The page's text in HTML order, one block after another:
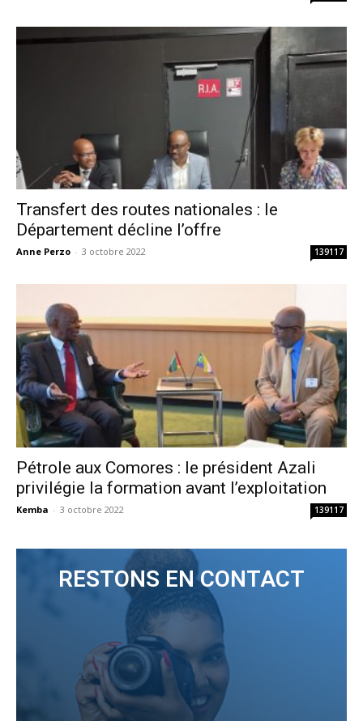
Transfert des routes nationales : le
Département décline l’offre
Anne Perzo - 3 octobre 2022 139117
Pétrole aux Comores : le président Azali
privilégie la formation avant l’exploitation
Kemba - 3 octobre 2022 139117
RESTONS EN CONTACT